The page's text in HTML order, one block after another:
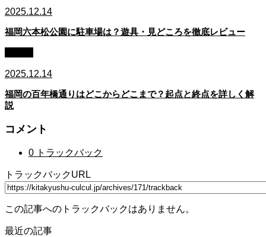
2025.12.14
福岡六本松公園に駐車場は？遊具・見どころを徹底レビュー
2025.12.14
福岡の百年橋通りはどこからどこまで？起点と終点を詳しく解
説
コメント
0 トラックバック
トラックバックURL
この記事へのトラックバックはありません。
最近の記事